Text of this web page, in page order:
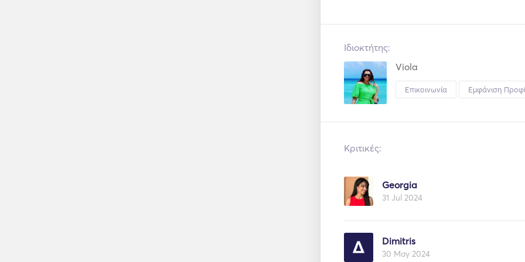
Ιδιοκτήτης:
Viola
Επικοινωνία Εμφάνιση
Κριτικές:
Georgia
31 Jul 2024
Dimitris
30 May 2024